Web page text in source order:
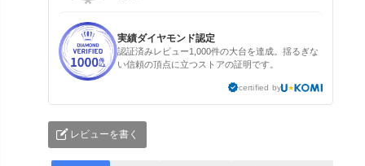
実績ダイヤモンド認定
認証済みレビュー1,000件の大台を達成。揺るぎな
い信頼の頂点に立つストアの証明です。
certified by
レビューを書く